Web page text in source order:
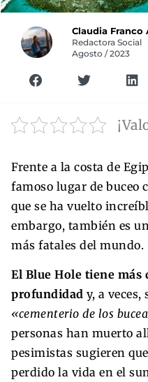
Claudia Franco
Redactora Social
Agosto / 2023
Frente a la costa de
famoso lugar de buceo
que se ha vuelto
embargo, también es
más fatales del mundo.
El Blue Hole tiene más
profundidad y, a veces,
«cementerio de los
personas han muerto
pesimistas sugieren
perdido la vida en el